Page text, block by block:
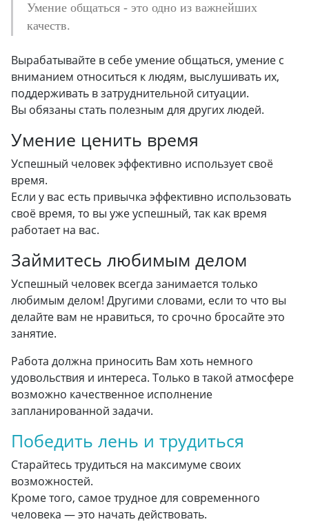
Умение общаться - это одно из важнейших
качеств.
Вырабатывайте в себе умение общаться, умение с
вниманием относиться к людям, выслушивать их,
поддерживать в затруднительной ситуации.
Вы обязаны стать полезным для других людей.
Умение ценить время
Успешный человек эффективно использует своё
время.
Если у вас есть привычка эффективно использовать
своё время, то вы уже успешный, так как время
работает на вас.
Займитесь любимым делом
Успешный человек всегда занимается только
любимым делом! Другими словами, если то что вы
делайте вам не нравиться, то срочно бросайте это
занятие.
Работа должна приносить Вам хоть немного
удовольствия и интереса. Только в такой атмосфере
возможно качественное исполнение
запланированной задачи.
Победить лень и трудиться
Старайтесь трудиться на максимуме своих
возможностей.
Кроме того, самое трудное для современного
человека — это начать действовать.